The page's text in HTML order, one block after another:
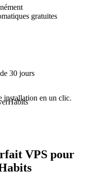
gratuites
30 jours
VPS pour